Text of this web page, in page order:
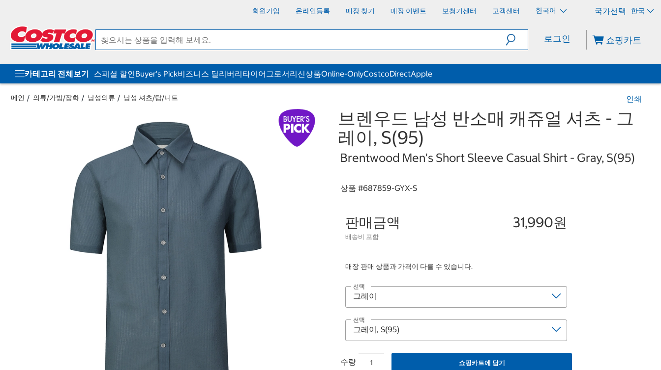
회원가입 온라인등록 매장 찾기 매장 이벤트 보청기센터 고객센터 한국어 한국
로그인 쇼핑카트
카테고리 전체보기 스페셜 할인Buyer's Pick비즈니스 딜리버리타이어그로서리신상품Online-OnlyCostcoDirectApple
메인 의류/가방/잡화 남성의류 남성 셔츠/탑/니트 인쇄
브렌우드 남성 반소매 캐쥬얼 셔츠 - 그
레이, S(95)
Brentwood Men's Short Sleeve Casual Shirt - Gray, S(95)
상품 #687859-GYX-S
판매금액 31,990원
배송비 포함
매장 판매 상품과 가격이 다를 수 있습니다.
선택
선택
수량 쇼핑카트에 담기